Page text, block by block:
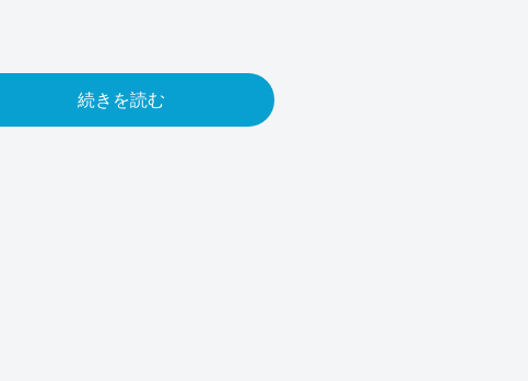
続きを読む